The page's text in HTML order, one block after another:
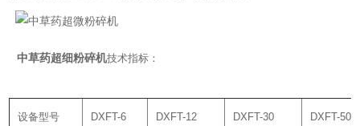
中草药超细粉碎机技术指标：
设备型号 DXFT-6 DXFT-12 DXFT-30 DXFT-50